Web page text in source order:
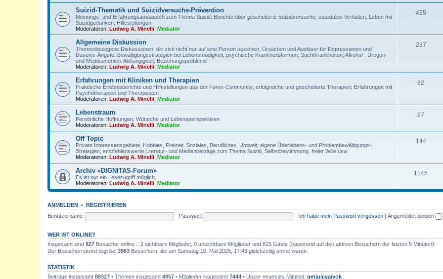
Suizid-Thematik und Suizidversuchs-Prävention
Meinungs- und Erfahrungsaustausch zum Thema Suizid; Berichte über gescheiterte Suizidversuche; suizidales Verhalten; Leben mit
Suizidgedanken; Hilfestellungen
Moderatoren: Ludwig A. Minelli Mediator
455
Allgemeine Diskussion
Themenbezogene Diskussionen, die sich nicht nur auf eine Person beziehen; Ursachen und Auslöser für Depressionen und
Daseins-Ängste; Bewältigungsstrategien bei Lebensmüdigkeit; psychische Krankheitsformen; Suchtkrankheiten; Alkohol-, Drogen-
und Medikamenten-Abhängigkeit; Beziehungsprobleme
Moderatoren: Ludwig A. Minelli Mediator
237
Erfahrungen mit Kliniken und Therapien
Praktische Erlebnisberichte und Hilfestellungen aus der Foren-Community; erfolgreiche und gescheiterte Therapien; Erfahrungen mit
Psychotherapien und Therapeuten
Moderatoren: Ludwig A. Minelli Mediator
62
Lebenstraum
Persönliche Hoffnungen, Wünsche und Lebensperspektiven
Moderatoren: Ludwig A. Minelli Mediator
27
Off Topic
Private Interessensgebiete, Hobbies, Freizeit, Soziales, Berufliches, Umwelt; eigene Überlebens- und Problembewältigungs-
Strategien; empfehlenswerte Literatur- und Medienbeiträge zum Thema Suizid, Selbstbestimmung, freier Wille usw.
Moderatoren: Ludwig A. Minelli Mediator
144
Archiv «DIGNITAS-Forum»
Es ist nur ein Lesezugriff möglich.
Moderatoren: Ludwig A. Minelli Mediator
1145
ANMELDEN • REGISTRIEREN
Benutzername:
Passwort: Ich habe mein Passwort vergessen Angemeldet bleiben
WER IST ONLINE?
Insgesamt sind 827 Besucher online :: 2 sichtbare Mitglieder, 0 unsichtbare Mitglieder und 825 Gäste (basierend auf den aktiven Besuchern der letzten 5 Minuten)
Der Besucherrekord liegt bei 3963 Besuchern, die am Samstag 10. Mai 2025, 17:43 gleichzeitig online waren.
STATISTIK
Beiträge insgesamt 88327 • Themen insgesamt 4857 • Mitglieder insgesamt 7444 • Unser neuestes Mitglied: getjuicyaivok